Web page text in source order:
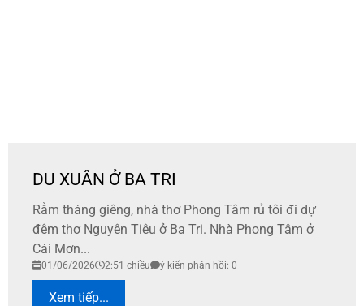
DU XUÂN Ở BA TRI
Rằm tháng giêng, nhà thơ Phong Tâm rủ tôi đi dự
đêm thơ Nguyên Tiêu ở Ba Tri. Nhà Phong Tâm ở
Cái Mơn...
01/06/2026 2:51 chiều ý kiến phản hồi: 0
Xem tiếp...